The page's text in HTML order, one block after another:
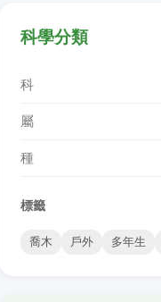
科學分類
科
屬
種
標籤
喬木 戶外 多年生